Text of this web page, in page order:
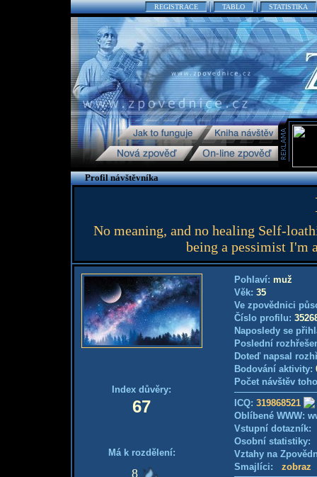
REGISTRACE TABLO STATISTIKA
Profil návštěvníka
No meaning, and no healing Self-
being a pessimist I'm
Index důvěry:
67
Má k rozdělení:
8
Pohlaví: muž
Věk: 35
Ve zpovědnici
Číslo profilu:
Naposledy se
Poslední
Doteď napsal
Bodování aktivity:
Počet návštěv
ICQ: 319868521
Oblíbené WWW:
Vstupní
Osobní
Vztahy na
Smajlíci: zobraz